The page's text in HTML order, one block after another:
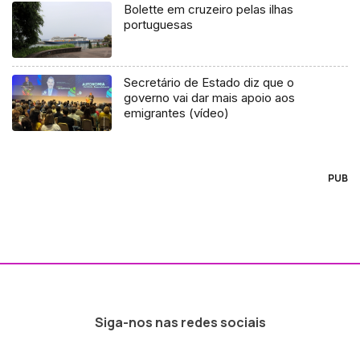
Bolette em cruzeiro pelas ilhas
portuguesas
Secretário de Estado diz que o
governo vai dar mais apoio aos
emigrantes (vídeo)
PUB
Siga-nos nas redes sociais